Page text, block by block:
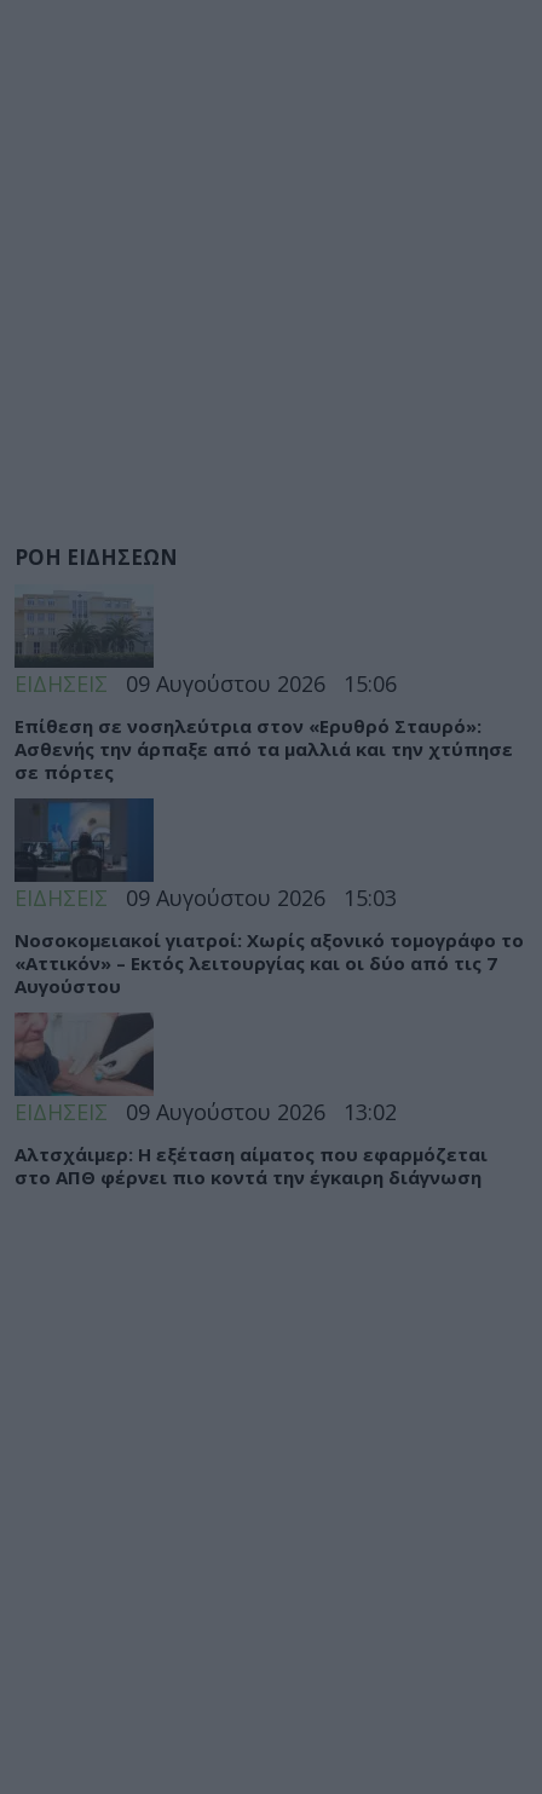
ΡΟΗ ΕΙΔΗΣΕΩΝ
ΕΙΔΗΣΕΙΣ 09 Αυγούστου 2026 15:06
Eπίθεση σε νοσηλεύτρια στον «Ερυθρό Σταυρό»:
Ασθενής την άρπαξε από τα μαλλιά και την χτύπησε
σε πόρτες
ΕΙΔΗΣΕΙΣ 09 Αυγούστου 2026 15:03
Νοσοκομειακοί γιατροί: Χωρίς αξονικό τομογράφο το
«Αττικόν» – Εκτός λειτουργίας και οι δύο από τις 7
Αυγούστου
ΕΙΔΗΣΕΙΣ 09 Αυγούστου 2026 13:02
Αλτσχάιμερ: Η εξέταση αίματος που εφαρμόζεται
στο ΑΠΘ φέρνει πιο κοντά την έγκαιρη διάγνωση